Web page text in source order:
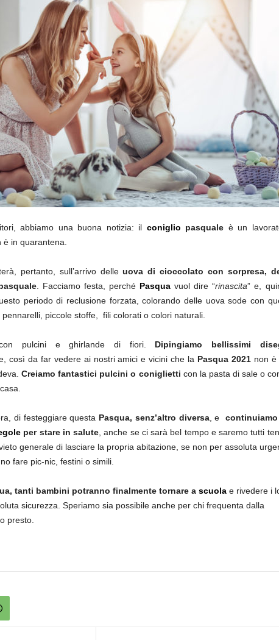
abbiamo una buona notizia: il coniglio pasquale è un
in quarantena.
pertanto, sull’arrivo delleuova di cioccolato con sorpresa,
. Facciamo festa, perché Pasqua vuol dire “rinascita” e,
periodo di reclusione forzata, colorando delle uova sode con
piccole stoffe, fili colorati o colori naturali.
pulcini e ghirlande di fiori. Dipingiamo bellissimi
così da far vedere ai nostri amici e vicini che la Pasqua 2021 non è
Creiamo fantastici pulcini o coniglietti con la pasta di sale o
di festeggiare questa Pasqua, senz’altro diversa, e continuiamo
per stare in salute , anche se ci sarà bel tempo e saremo tutti
generale di lasciare la propria abitazione, se non per assoluta
fare pic-nic, festini o simili.
tanti bambini potranno finalmente tornare a scuolae rivedere i
sicurezza. Speriamo sia possibile anche per chi frequenta dalla
presto.